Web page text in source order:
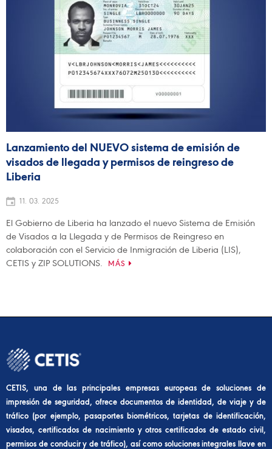
Lanzamiento del NUEVO sistema de emisión de
visados de llegada y permisos de reingreso de
Liberia
11. 03. 2025
El Gobierno de Liberia ha lanzado el nuevo Sistema de Emisión
de Visados a la Llegada y de Permisos de Reingreso en
colaboración con el Servicio de Inmigración de Liberia (LIS),
CETIS y ZIP SOLUTIONS.
MÁS
CETIS, una de las principales empresas europeas de soluciones de
impresión de seguridad, ofrece documentos de identidad, de viaje y de
tráfico (por ejemplo, pasaportes biométricos, tarjetas de identificación,
visados, certificados de nacimiento y otros certificados de estado civil,
permisos de conducir y de tráfico), así como soluciones integrales llave en